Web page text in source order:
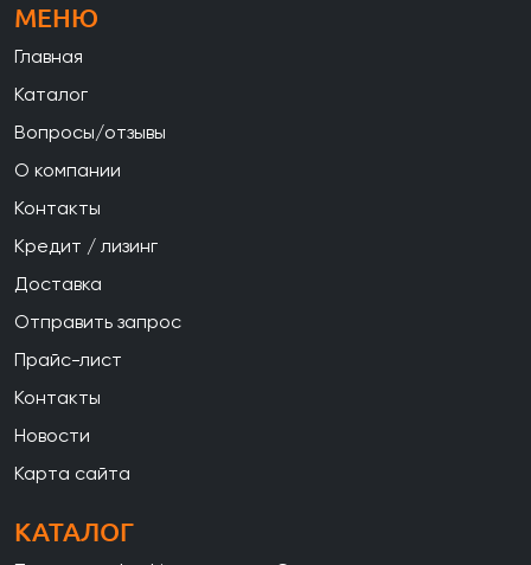
МЕНЮ
Главная
Каталог
Вопросы/отзывы
О компании
Контакты
Кредит / лизинг
Доставка
Отправить запрос
Прайс-лист
Контакты
Новости
Карта сайта
КАТАЛОГ